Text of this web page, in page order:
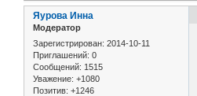
Яурова Инна
Модератор
Зарегистрирован: 2014-10-11
Приглашений: 0
Сообщений: 1515
Уважение: +1080
Позитив: +1246